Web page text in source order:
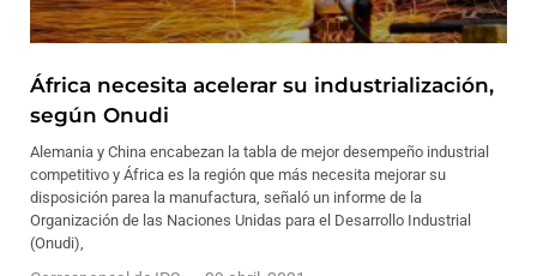
África necesita acelerar su industrialización,
según Onudi
Alemania y China encabezan la tabla de mejor desempeño industrial
competitivo y África es la región que más necesita mejorar su
disposición parea la manufactura, señaló un informe de la
Organización de las Naciones Unidas para el Desarrollo Industrial
(Onudi),